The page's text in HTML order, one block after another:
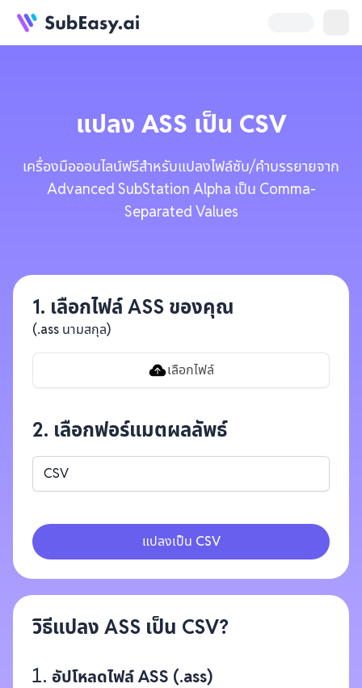
แปลง ASS เป็น CSV
เครื่องมือออนไลน์ฟรีสำหรับแปลงไฟล์ซับ/คำบรรยายจาก
Advanced SubStation Alpha เป็น Comma-
Separated Values
1. เลือกไฟล์ ASS ของคุณ
(.ass นามสกุล)
เลือกไฟล์
2. เลือกฟอร์แมตผลลัพธ์
CSV
แปลงเป็น CSV
วิธีแปลง ASS เป็น CSV?
อัปโหลดไฟล์ ASS (.ass)